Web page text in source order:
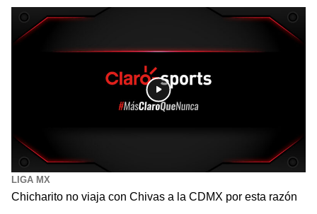
LIGA MX
Chicharito no viaja con Chivas a la CDMX por esta razón